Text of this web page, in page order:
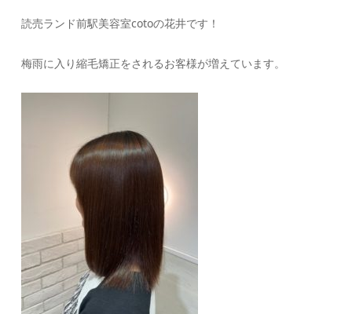
読売ランド前駅美容室cotoの花井です！
梅雨に入り縮毛矯正をされるお客様が増えています。